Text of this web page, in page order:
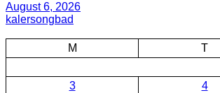
August 6, 2026
kalersongbad
M
T
3
4